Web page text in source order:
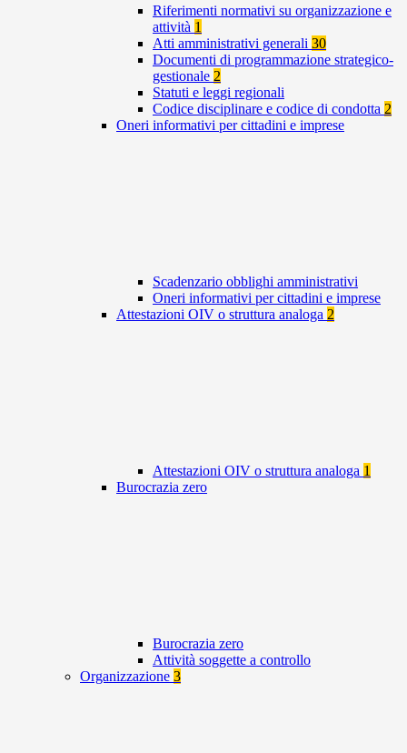
Riferimenti normativi su organizzazione e
attività 1
Atti amministrativi generali 30
Documenti di programmazione strategico-
gestionale 2
Statuti e leggi regionali
Codice disciplinare e codice di condotta 2
Oneri informativi per cittadini e imprese
Scadenzario obblighi amministrativi
Oneri informativi per cittadini e imprese
Attestazioni OIV o struttura analoga 2
Attestazioni OIV o struttura analoga 1
Burocrazia zero
Burocrazia zero
Attività soggette a controllo
Organizzazione 3